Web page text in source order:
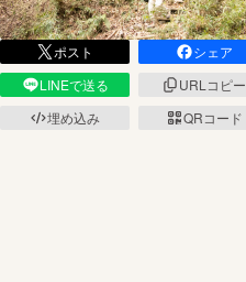
映像・映画
ビジネス・起業
ポスト
シェア
LINEで送る
URLコピー
埋め込み
QRコード